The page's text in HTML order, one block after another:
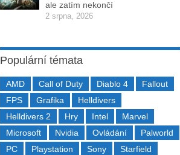
ale zatím nekončí
2 srpna, 2026
Populární témata
AMD Call of Duty Diablo 4
Fallout
FPS
Grafika
Helldivers
Helldivers 2
Hry Intel
Marvel
Microsoft
Nvidia Ovládání
Palworld
PC
Playstation Sony
Starfield